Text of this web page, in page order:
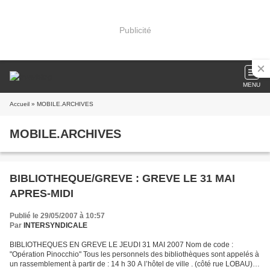
Publicité
MENU
Accueil » MOBILE.ARCHIVES
MOBILE.ARCHIVES
BIBLIOTHEQUE/GREVE : GREVE LE 31 MAI
APRES-MIDI
Publié le 29/05/2007 à 10:57
Par INTERSYNDICALE
BIBLIOTHEQUES EN GREVE LE JEUDI 31 MAI 2007 Nom de code :
"Opération Pinocchio" Tous les personnels des bibliothèques sont appelés à
un rassemblement à partir de : 14 h 30 A l’hôtel de ville . (côté rue LOBAU)